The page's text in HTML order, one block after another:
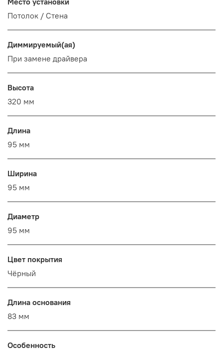
Потолок / Cтена
Диммируемый(ая)
При замене драйвера
Высота
320 мм
Длина
95 мм
Ширина
95 мм
Диаметр
95 мм
Цвет покрытия
Чёрный
Длина основания
83 мм
Особенность